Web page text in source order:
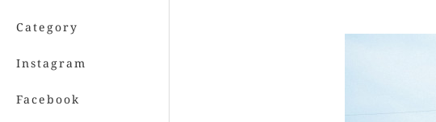
Category
Instagram
Facebook